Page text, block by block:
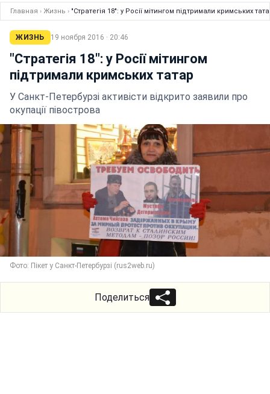
Главная › Жизнь › "Стратегія 18": у Росії мітингом підтримали кримських
ЖИЗНЬ 19 ноября 2016 · 20:46
"Стратегія 18": у Росії мітингом
підтримали кримських татар
У Санкт-Петербурзі активісти відкрито заявили про
окупації півострова
Фото: Пікет у Санкт-Петербурзі (rus2web.ru)
Поделиться